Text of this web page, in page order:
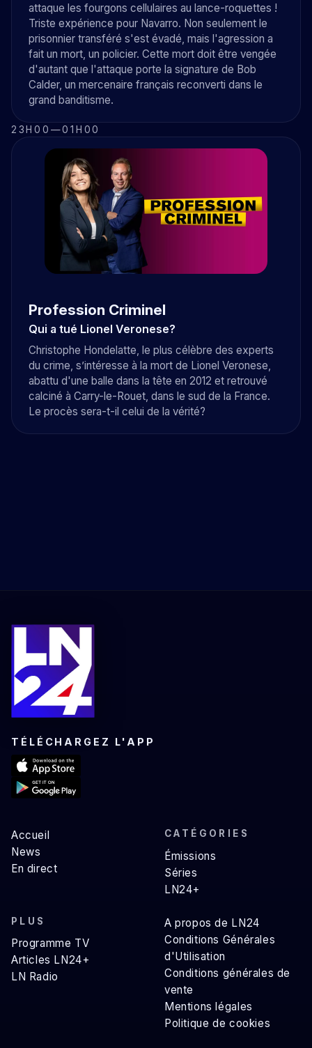
attaque les fourgons cellulaires au lance-roquettes !
Triste expérience pour Navarro. Non seulement le
prisonnier transféré s'est évadé, mais l'agression a
fait un mort, un policier. Cette mort doit être vengée
d'autant que l'attaque porte la signature de Bob
Calder, un mercenaire français reconverti dans le
grand banditisme.
23H00 —01H00
Profession Criminel
Qui a tué Lionel Veronese?
Christophe Hondelatte, le plus célèbre des experts
du crime, s’intéresse à la mort de Lionel Veronese,
abattu d'une balle dans la tête en 2012 et retrouvé
calciné à Carry-le-Rouet, dans le sud de la France.
Le procès sera-t-il celui de la vérité?
TÉLÉCHARGEZ L'APP
Accueil
News
En direct
CATÉGORIES
Émissions
Séries
LN24+
PLUS
Programme TV
Articles LN24+
LN Radio
A propos de LN24
Conditions Générales
d'Utilisation
Conditions générales de
vente
Mentions légales
Politique de cookies